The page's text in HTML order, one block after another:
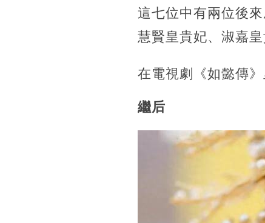
這七位中有兩位後
慧賢皇貴妃、淑嘉
在電視劇《如懿傳
繼后